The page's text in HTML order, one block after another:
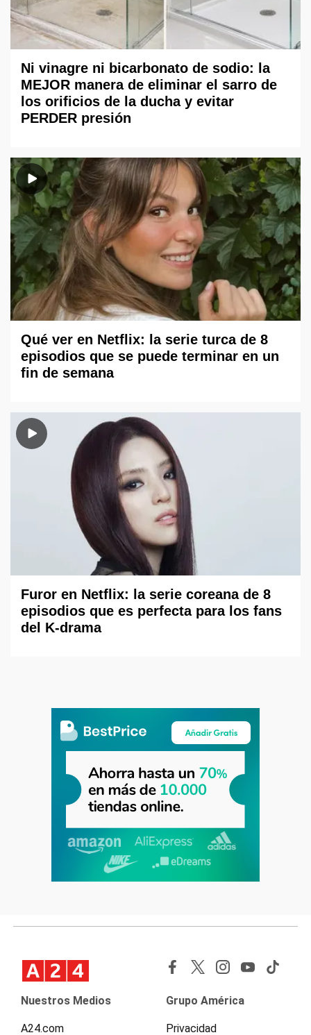
Ni vinagre ni bicarbonato de sodio: la
MEJOR manera de eliminar el sarro de
los orificios de la ducha y evitar
PERDER presión
Qué ver en Netflix: la serie turca de 8
episodios que se puede terminar en un
fin de semana
Furor en Netflix: la serie coreana de 8
episodios que es perfecta para los fans
del K-drama
Nuestros Medios
A24.com
Grupo América
Privacidad